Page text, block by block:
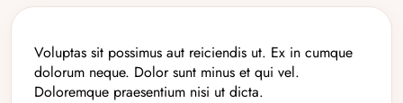
Voluptas sit possimus aut reiciendis ut. Ex in cumque
dolorum neque. Dolor sunt minus et qui vel.
Doloremque praesentium nisi ut dicta.